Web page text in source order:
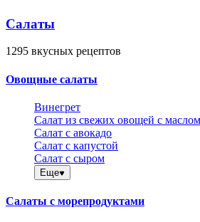
Салаты
1295 вкусных рецептов
Овощные салаты
Винегрет
Салат из свежих овощей с маслом
Салат с авокадо
Салат с капустой
Салат с сыром
Еще
Салаты с морепродуктами